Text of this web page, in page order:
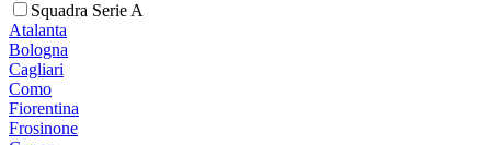
Squadra Serie A
Atalanta
Bologna
Cagliari
Como
Fiorentina
Frosinone